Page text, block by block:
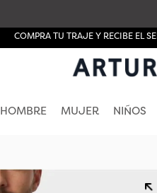
COMPRA TU TRAJE Y RECIBE EL
HOMBRE MUJER NIÑOS